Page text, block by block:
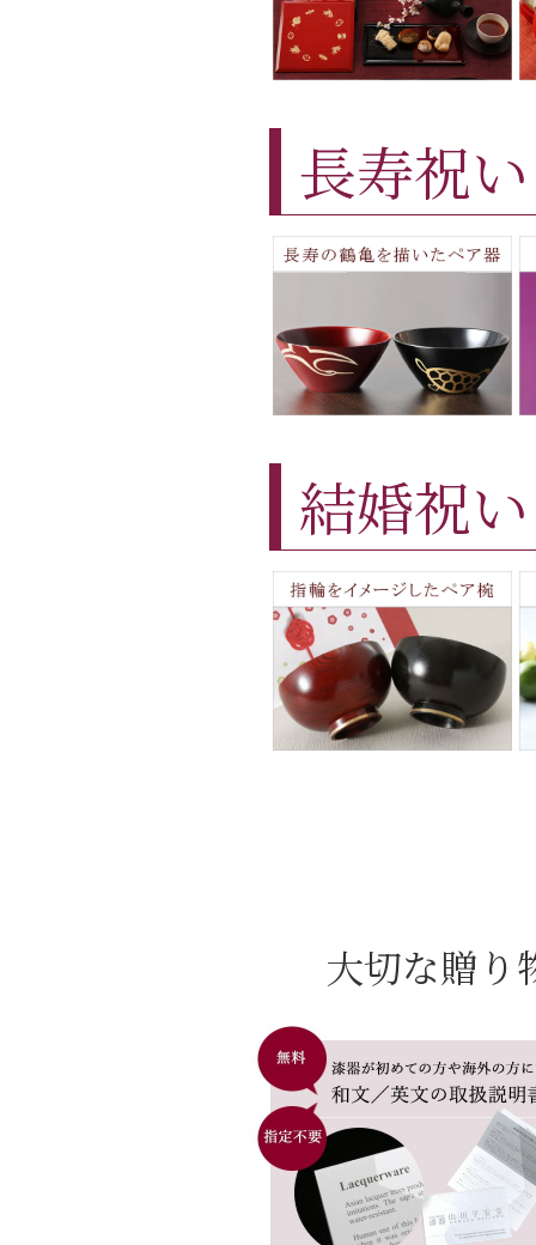
長寿祝い
結婚祝い
大切な贈